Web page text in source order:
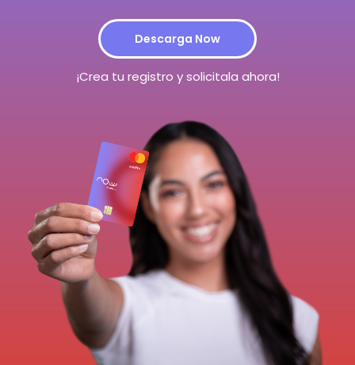
Descarga Now
¡Crea tu registro y solicitala ahora!